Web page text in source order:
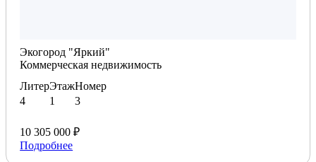
Экогород "Яркий"
Коммерческая недвижимость
Литер
4
Этаж
1
Номер
3
10 305 000 ₽
Подробнее